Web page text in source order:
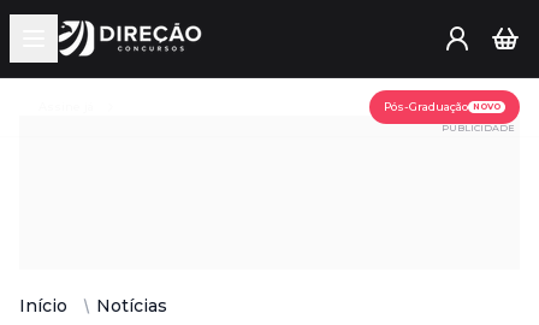
Open main menu
Pós-Graduação NOVO
PUBLICIDADE
Início Notícias